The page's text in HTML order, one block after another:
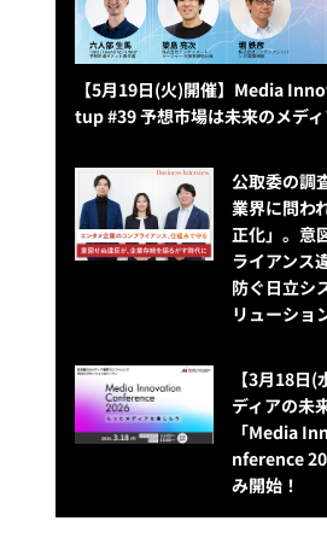
【5月19日(火)開催】Media
tup #39 予想市場は未来のメデ
公​​取委の調
業界に問わ
正化」。意
ライアンス
防ぐ日立シ
リューショ
【3月18日
ディアの未
「Media
nference
み開始！